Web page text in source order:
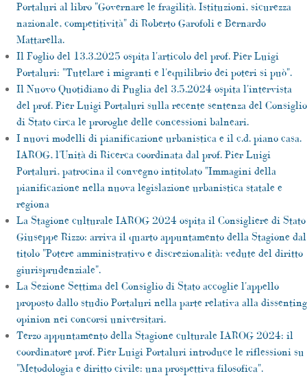
Portaluri al libro "Governare le fragilità. Istituzioni, sicurezza
nazionale, competitività" di Roberto Garofoli e Bernardo
Mattarella.
Il Foglio del 13.3.2025 ospita l'articolo del prof. Pier Luigi
Portaluri: "Tutelare i migranti e l'equilibrio dei poteri si può".
Il Nuovo Quotidiano di Puglia del 3.5.2024 ospita l'intervista
del prof. Pier Luigi Portaluri sulla recente sentenza del Consiglio
di Stato circa le proroghe delle concessioni balneari.
I nuovi modelli di pianificazione urbanistica e il c.d. piano casa.
IAROG, l'Unità di Ricerca coordinata dal prof. Pier Luigi
Portaluri, patrocina il convegno intitolato "Immagini della
pianificazione nella nuova legislazione urbanistica statale e
regiona
La Stagione culturale IAROG 2024 ospita il Consigliere di Stato
Giuseppe Rizzo: arriva il quarto appuntamento della Stagione dal
titolo "Potere amministrativo e discrezionalità: vedute del diritto
giurisprudenziale".
La Sezione Settima del Consiglio di Stato accoglie l'appello
proposto dallo studio Portaluri nella parte relativa alla dissenting
opinion nei concorsi universitari.
Terzo appuntamento della Stagione culturale IAROG 2024: il
coordinatore prof. Pier Luigi Portaluri introduce le riflessioni su
"Metodologia e diritto civile: una prospettiva filosofica".